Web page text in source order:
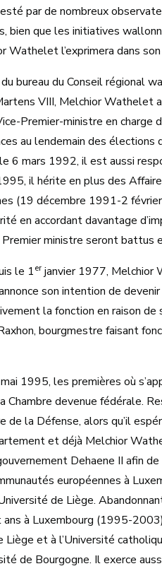
par de nombreux
bien que les initiatives
Wathelet l’exprimera dans
bureau du Conseil régional
VIII, Melchior Wathelet
Premier-ministre en charge
au lendemain des élections
6 mars 1992, il est aussi
il hérite en plus des
(19 décembre 1991-2
en accordant davantage
ministre seront battus
le 1erjanvier 1977, Melchior
son intention de
la fonction en raison
bourgmestre faisant
1995, les premières où
devenue fédérale.
la Défense, alors qu’il
et déjà Melchior
Dehaene II afin
européennes à
de Liège.
ans à Luxembourg (1995-
Liège et à l’Université
de Bourgogne. Il exerce